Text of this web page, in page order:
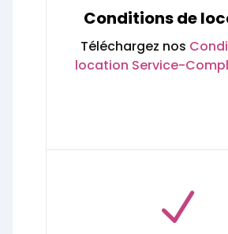
Conditions de
Téléchargez nos
location Service-
N